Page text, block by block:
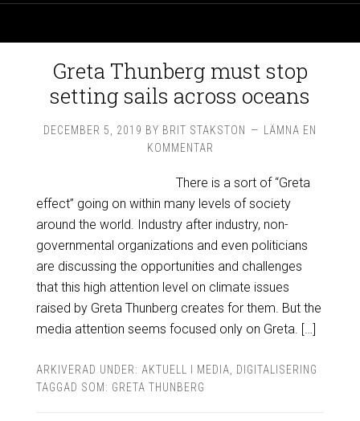
Greta Thunberg must stop
setting sails across oceans
DECEMBER 5, 2019 BY BRIT STAKSTON
LÄMNA EN
KOMMENTAR
There is a sort of “Greta
effect” going on within many levels of society
around the world. Industry after industry, non-
governmental organizations and even politicians
are discussing the opportunities and challenges
that this high attention level on climate issues
raised by Greta Thunberg creates for them. But the
media attention seems focused only on Greta. […]
ARKIVERAD UNDER: AKTUELL I MEDIA
DIGITALISERING
TAGGAD SOM: GRETA THUNBERG